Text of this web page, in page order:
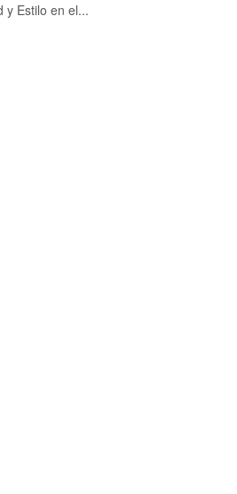
y Estilo en el...